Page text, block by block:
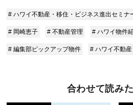
# ハワイ不動産・移住・ビジネス進出セミナ
# 岡崎恵子 # 不動産管理 # ハワイ物件
# 編集部ピックアップ物件 # ハワイ不動産
合わせて読み